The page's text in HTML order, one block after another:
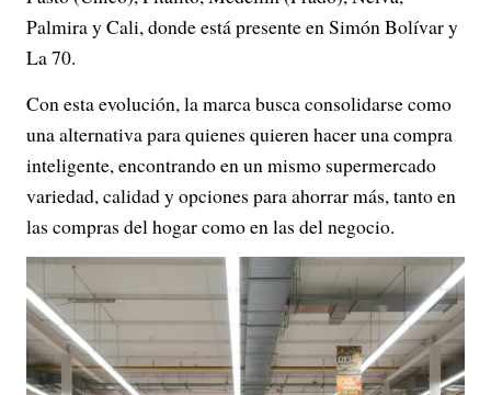
Palmira y Cali, donde está presente en Simón Bolívar y
La 70.
Con esta evolución, la marca busca consolidarse como
una alternativa para quienes quieren hacer una compra
inteligente, encontrando en un mismo supermercado
variedad, calidad y opciones para ahorrar más, tanto en
las compras del hogar como en las del negocio.